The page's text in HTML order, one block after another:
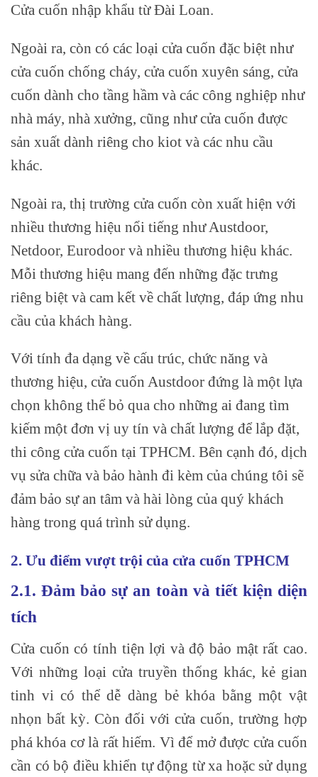
Cửa cuốn nhập khẩu từ Đài Loan.
Ngoài ra, còn có các loại cửa cuốn đặc biệt như
cửa cuốn chống cháy, cửa cuốn xuyên sáng, cửa
cuốn dành cho tầng hầm và các công nghiệp như
nhà máy, nhà xưởng, cũng như cửa cuốn được
sản xuất dành riêng cho kiot và các nhu cầu
khác.
Ngoài ra, thị trường cửa cuốn còn xuất hiện với
nhiều thương hiệu nổi tiếng như Austdoor,
Netdoor, Eurodoor và nhiều thương hiệu khác.
Mỗi thương hiệu mang đến những đặc trưng
riêng biệt và cam kết về chất lượng, đáp ứng nhu
cầu của khách hàng.
Với tính đa dạng về cấu trúc, chức năng và
thương hiệu, cửa cuốn Austdoor đứng là một lựa
chọn không thể bỏ qua cho những ai đang tìm
kiếm một đơn vị uy tín và chất lượng để lắp đặt,
thi công cửa cuốn tại TPHCM. Bên cạnh đó, dịch
vụ sửa chữa và bảo hành đi kèm của chúng tôi sẽ
đảm bảo sự an tâm và hài lòng của quý khách
hàng trong quá trình sử dụng.
2. Ưu điểm vượt trội của cửa cuốn TPHCM
2.1. Đảm bảo sự an toàn và tiết kiện diện
tích
Cửa cuốn có tính tiện lợi và độ bảo mật rất cao.
Với những loại cửa truyền thống khác, kẻ gian
tinh vi có thể dễ dàng bẻ khóa bằng một vật
nhọn bất kỳ. Còn đối với cửa cuốn, trường hợp
phá khóa cơ là rất hiếm. Vì để mở được cửa cuốn
cần có bộ điều khiển tự động từ xa hoặc sử dụng